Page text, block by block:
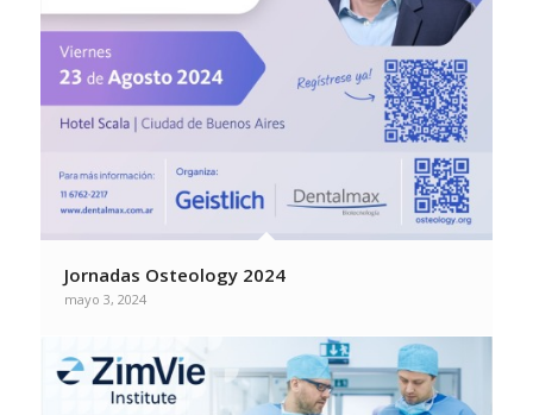
Jornadas Osteology 2024
mayo 3, 2024